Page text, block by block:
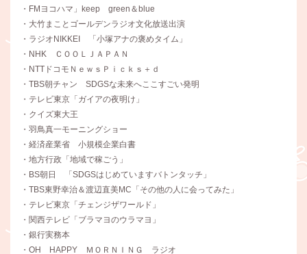
・FMヨコハマ」keep green＆blue
・大竹まことゴールデンラジオ文化放送出演
・ラジオNIKKEI 「小塚アナの褒めタイム」
・NHK ＣＯＯＬＪＡＰＡＮ
・NTTドコモＮｅｗｓＰｉｃｋｓ＋ｄ
・TBS朝チャン SDGSな未来へここすごい発明
・テレビ東京「ガイアの夜明け」
・クイズ東大王
・羽鳥真一モーニングショー
・経済産業省 小規模企業白書
・地方行政「地域で稼ごう」
・BS朝日 「SDGSはじめていますバトンタッチ」
・TBS東野幸治＆渡辺直美MC「その他の人に会ってみた」
・テレビ東京「チェンジザワールド」
・関西テレビ「ブラマヨのウラマヨ」
・銀行実務本
・OH HAPPY ＭＯＲＮＩＮＧ ラジオ